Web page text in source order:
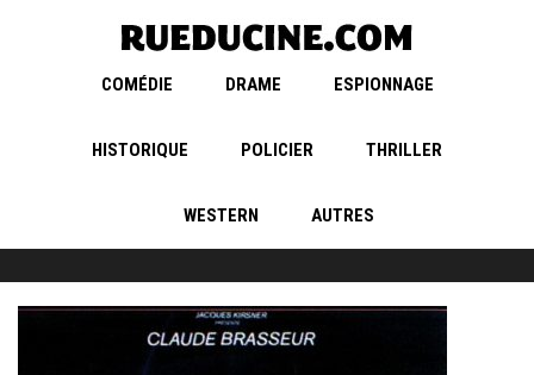
COMÉDIE DRAME ESPIONNAGE
HISTORIQUE POLICIER THRILLER
WESTERN AUTRES